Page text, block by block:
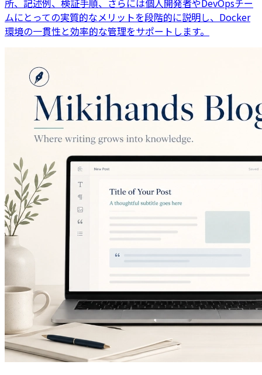
所、記述例、検証手順、さらには個人開発者やDevOpsチー
ムにとっての実質的なメリットを段階的に説明し、Docker
環境の一貫性と効率的な管理をサポートします。